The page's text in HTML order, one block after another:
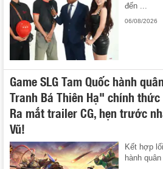
đến ...
06/08/2026
Game SLG Tam Quốc hành
Tranh Bá Thiên Hạ" chính
Ra mắt trailer CG, hẹn trước
Vũ!
Kết hợp
hành